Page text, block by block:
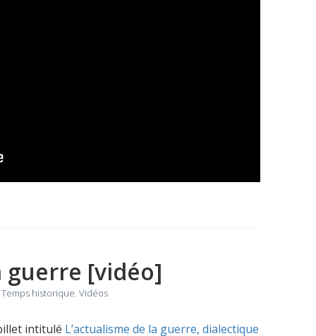
guerre [vidéo]
Temps historique, Vidéos
intitulé L’actualisme de la guerre, dialectique